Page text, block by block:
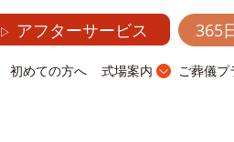
▷ アフターサービス 365
初めての方へ 式場案内 ご葬儀プ